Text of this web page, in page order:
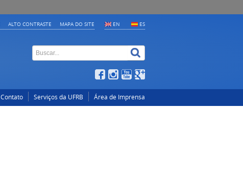
EN ES
ALTO CONTRASTE MAPA DO SITE
Contato Serviços da UFRB Área de Imprensa